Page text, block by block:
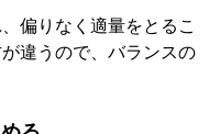
偏りなく適量をとるこ
違うので、バランスの